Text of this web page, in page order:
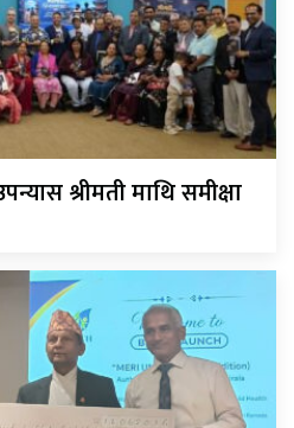
श्रीमती माथि समीक्षा